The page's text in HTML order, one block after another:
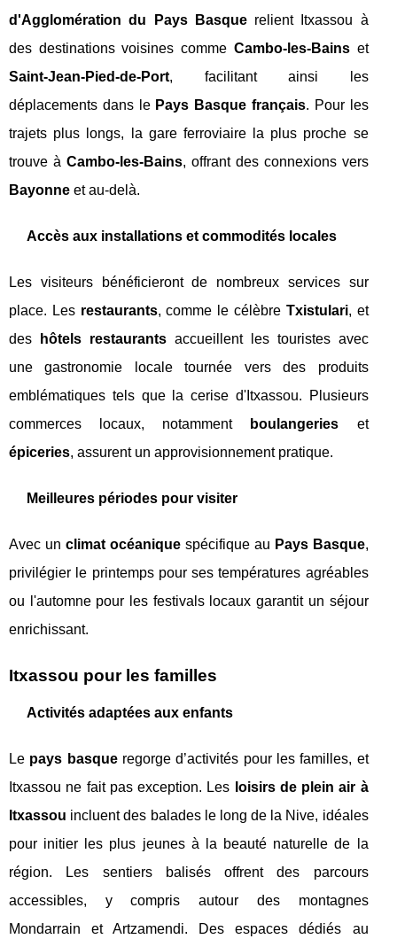
d'Agglomération du Pays Basquerelient Itxassou à
des destinations voisines comme Cambo-les-Bainset
Saint-Jean-Pied-de-Port, facilitant ainsi les
déplacements dans le Pays Basque français. Pour les
trajets plus longs, la gare ferroviaire la plus proche se
trouve à Cambo-les-Bains, offrant des connexions vers
Bayonne et au-delà.
Accès aux installations et commodités locales
Les visiteurs bénéficieront de nombreux services sur
place. Les restaurants, comme le célèbre Txistulari, et
des
hôtels restaurantsaccueillent les touristes avec
une gastronomie locale tournée vers des produits
emblématiques tels que la cerise d'Itxassou. Plusieurs
commerces locaux, notamment
boulangeries et
épiceries, assurent un approvisionnement pratique.
Meilleures périodes pour visiter
Avec un climat océaniquespécifique au Pays Basque,
privilégier le printemps pour ses températures agréables
ou l'automne pour les festivals locaux garantit un séjour
enrichissant.
Itxassou pour les familles
Activités adaptées aux enfants
Le pays basqueregorge d’activités pour les familles, et
Itxassou ne fait pas exception. Les loisirs de plein air à
Itxassou incluent des balades le long de la Nive, idéales
pour initier les plus jeunes à la beauté naturelle de la
région. Les sentiers balisés offrent des parcours
accessibles, y compris autour des montagnes
Mondarrain et Artzamendi. Des espaces dédiés au